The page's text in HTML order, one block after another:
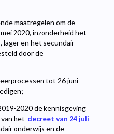
maatregelen om de
2020, inzonderheid het
en het secundair
door de
tot 26 juni
2020 de kennisgeving
het decreet van 24 juli
onderwijs en de